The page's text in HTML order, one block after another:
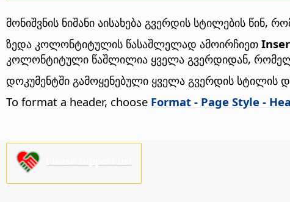
მონიშვნის ნიშანი აისახება გვერდის სტილების
ზედა კოლონტიტულის წასაშლელად ამოირჩიეთ
კოლონტიტული წაშლილია ყველა გვერდიდან,
დოკუმენტში გამოყენებული ყველა გვერდის
To format a header, choose Format - Page Style -